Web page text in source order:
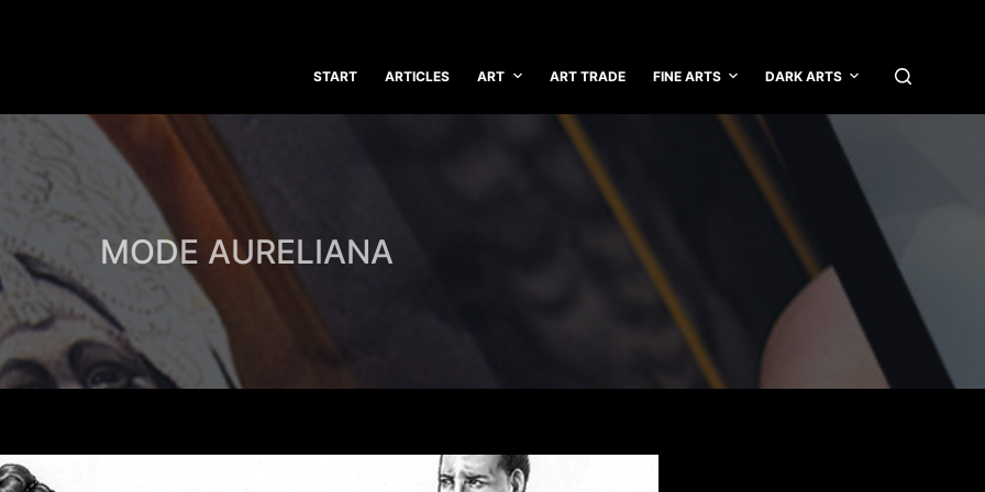
START ARTICLES ART ART TRADE FINE ARTS DARK ARTS
MODE AURELIANA